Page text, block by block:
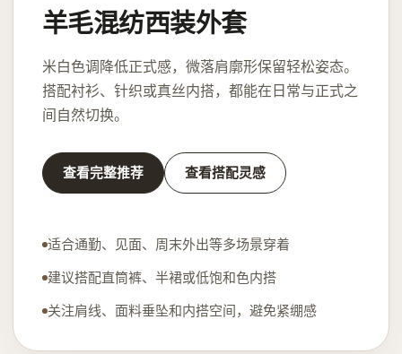
羊毛混纺西装外套
米白色调降低正式感，微落肩廓形保留轻松姿态。
搭配衬衫、针织或真丝内搭，都能在日常与正式之
间自然切换。
查看完整推荐 查看搭配灵感
适合通勤、见面、周末外出等多场景穿着
建议搭配直筒裤、半裙或低饱和色内搭
关注肩线、面料垂坠和内搭空间，避免紧绷感